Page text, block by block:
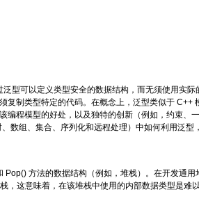
型可以定义类型安全的数据结构，而无须使用实
复制类型特定的代码。在概念上，泛型类似于
编程模型的好处，以及独特的创新（例如，约束、
数组、集合、序列化和远程处理）中如何利用泛型
Pop() 方法的数据结构（例如，堆栈）。在开发通
，这意味着，在该堆栈中使用的内部数据类型是难